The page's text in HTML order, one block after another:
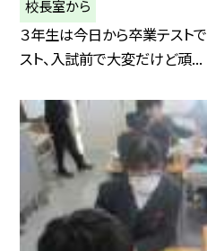
校長室から
３年生は今日から卒業テスト
スト、入試前で大変だけど頑...